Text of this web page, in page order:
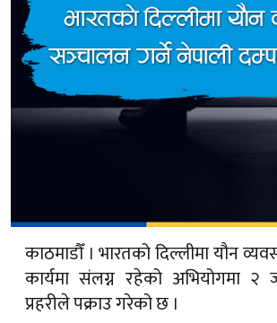
काठमाडौँ । भारतको दिल्लीमा यौन
कार्यमा संलग्न रहेको अभियोगमा २
प्रहरीले पक्राउ गरेको छ ।